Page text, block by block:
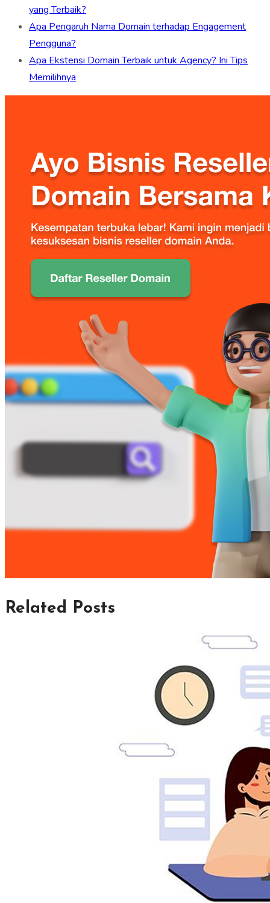
yang Terbaik?
Apa Pengaruh Nama Domain terhadap Engagement
Pengguna?
Apa Ekstensi Domain Terbaik untuk Agency? Ini Tips
Memilihnya
Related Posts